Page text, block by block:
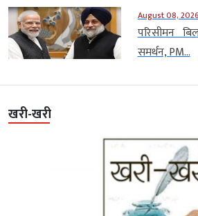
August 08,
परिसीमन
समर्थन, PM...
खरी-खरी